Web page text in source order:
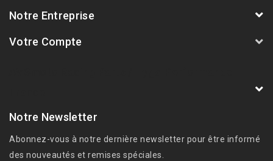
Notre Entreprise
Votre Compte
Notre Newsletter
Abonnez-vous à notre dernière newsletter pour être informé
des nouveautés et remises spéciales.